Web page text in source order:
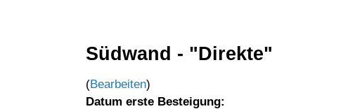
Südwand - "Direkte"
(Bearbeiten)
Datum erste Besteigung: